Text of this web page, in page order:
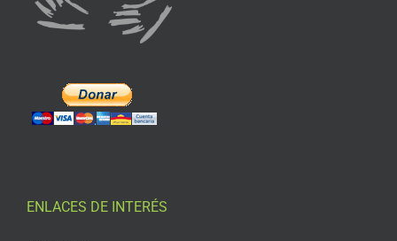
ENLACES DE INTERÉS